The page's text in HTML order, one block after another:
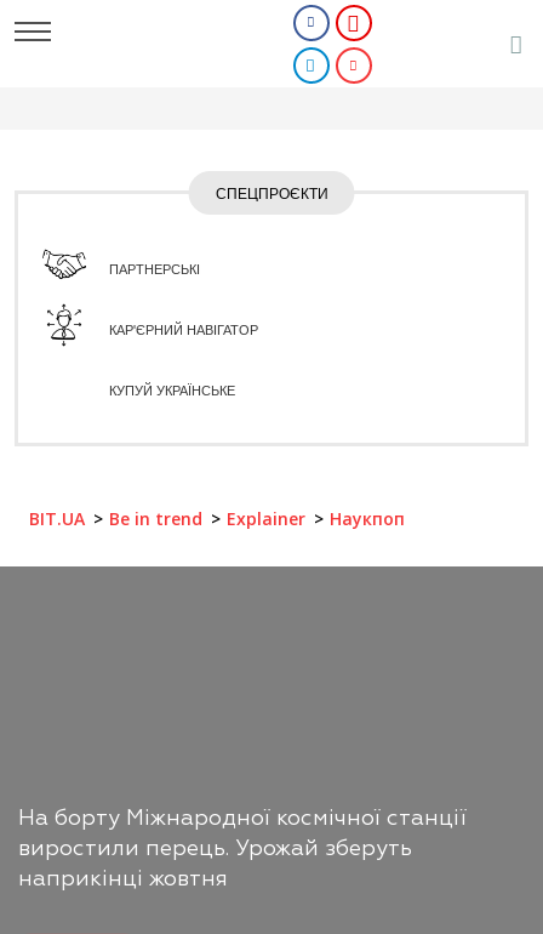
СПЕЦПРОЄКТИ
ПАРТНЕРСЬКІ
КАР'ЄРНИЙ НАВІГАТОР
КУПУЙ УКРАЇНСЬКЕ
BIT.UA Be in trend Explainer Наукпоп
На борту Міжнародної космічної станції
виростили перець. Урожай зберуть
наприкінці жовтня